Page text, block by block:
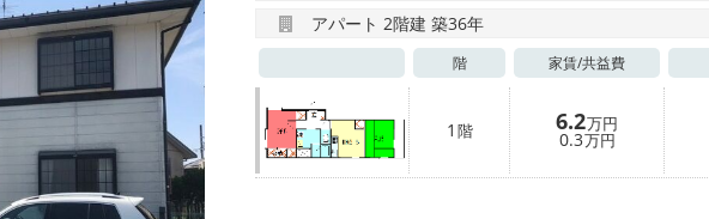
アパート 2階建 築36年
階 家賃/共益費
1 階 6.2万円
0.3万円